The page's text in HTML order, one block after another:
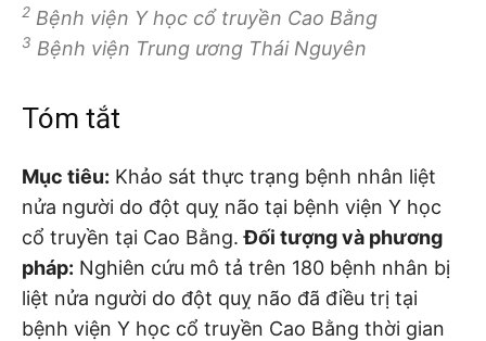
2 Bệnh viện Y học cổ truyền Cao Bằng
3 Bệnh viện Trung ương Thái Nguyên
Tóm tắt
Mục tiêu: Khảo sát thực trạng bệnh nhân liệt
nửa người do đột quỵ não tại bệnh viện Y học
cổ truyền tại Cao Bằng.Đối tượng và phương
pháp: Nghiên cứu mô tả trên 180 bệnh nhân bị
liệt nửa người do đột quỵ não đã điều trị tại
bệnh viện Y học cổ truyền Cao Bằng thời gian